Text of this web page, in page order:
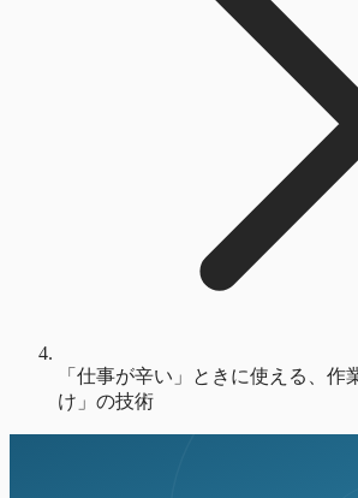
「仕事が辛い」ときに使える、作
け」の技術